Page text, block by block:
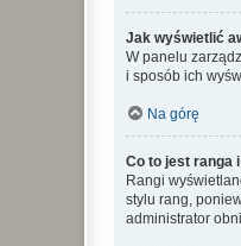
Jak wyświetlić
W panelu
i sposób ich
Na górę
Co to jest ranga
Rangi
stylu rang,
administrator